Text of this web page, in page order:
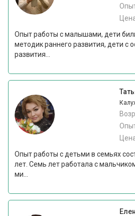
Опыт работы с малышами, дети
методик раннего развития, дети с
развития...
Опыт работы с детьми в семьях
лет. Семь лет работала с
ми...